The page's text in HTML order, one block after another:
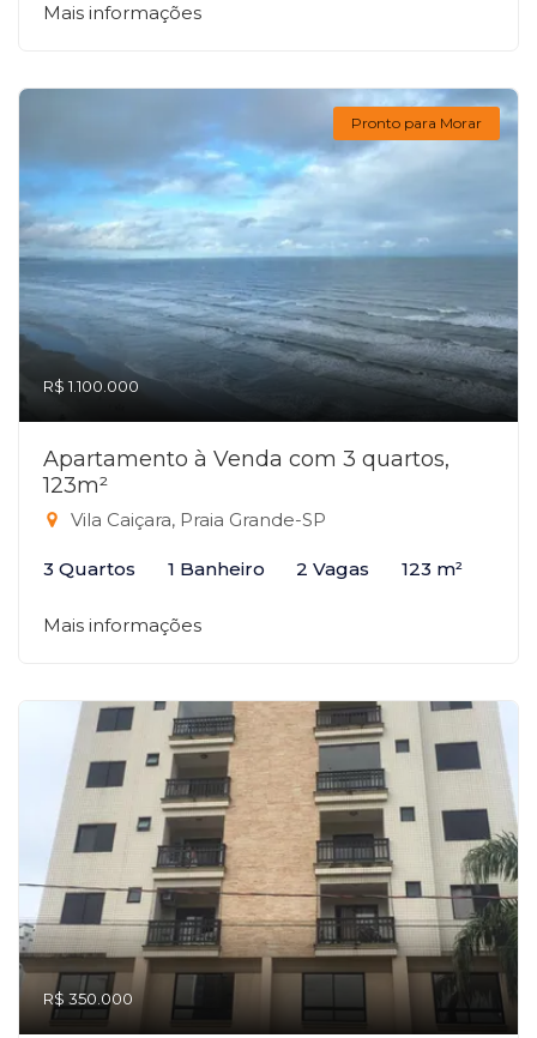
Mais informações
Pronto para Morar
R$ 1.100.000
Apartamento à Venda com 3 quartos,
123m²
Vila Caiçara, Praia Grande-SP
3 Quartos 1 Banheiro 2 Vagas 123 m²
Mais informações
R$ 350.000